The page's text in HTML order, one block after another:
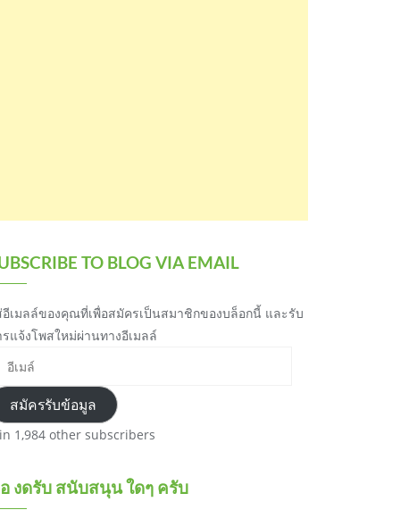
TO BLOG VIA EMAIL
อีเมลล์ของคุณที่เพื่อสมัครเป็นสมาชิกของบล็อกนี้ และรับ
รแจ้งโพสใหม่ผ่านทางอีเมลล์
มล์
สมัครรับข้อมูล
1,984 other subscribers
งดรับ สนับสนุน ใดๆ ครับ